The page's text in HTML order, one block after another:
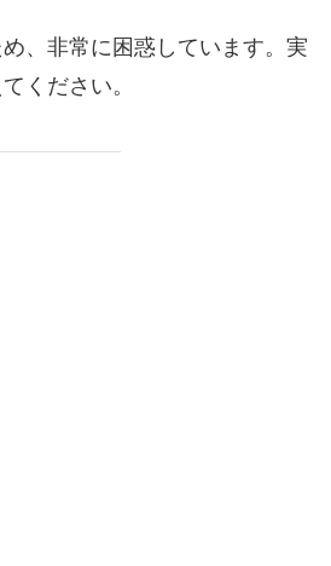
、非常に困惑しています。実
ください。